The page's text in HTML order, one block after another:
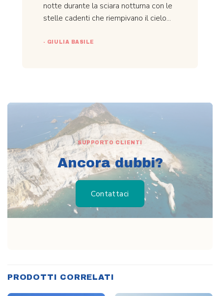
notte durante la sciara notturna con le
stelle cadenti che riempivano il cielo...
- GIULIA BASILE
SUPPORTO CLIENTI
Ancora dubbi?
Contattaci
PRODOTTI CORRELATI